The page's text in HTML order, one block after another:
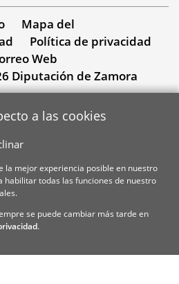
Mapa del
Política de privacidad
Web
Diputación de Zamora
a las cookies
la mejor experiencia posible en nuestro
habilitar todas las funciones de nuestro
se puede cambiar más tarde en
.